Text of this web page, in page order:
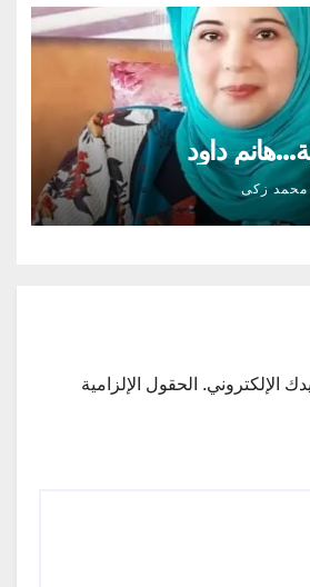
داود
محمد زكى
الإلكتروني. الحقول الإلزامية